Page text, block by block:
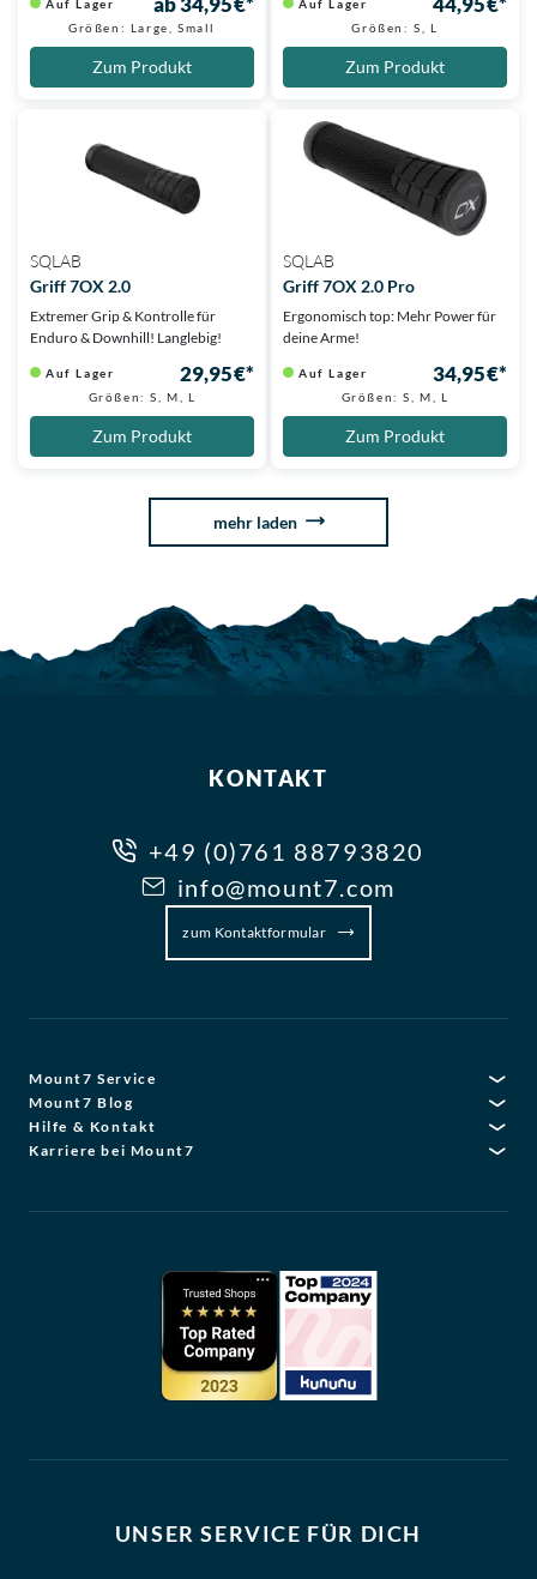
Auf Lager
Größen: Large, Small
Zum Produkt
Auf Lager
Größen: S, L
Zum Produkt
SQLAB
Griff 7OX 2.0
Extremer Grip & Kontrolle für
Enduro & Downhill! Langlebig!
Auf Lager 29,95 €*
Größen: S, M, L
Zum Produkt
SQLAB
Griff 7OX 2.0 Pro
Ergonomisch top: Mehr Power für
deine Arme!
Auf Lager 34,95 €*
Größen: S, M, L
Zum Produkt
mehr laden
KONTAKT
+49 (0)761 88793820
info@mount7.com
zum Kontaktformular
Mount7 Service
Mount7 Blog
Hilfe & Kontakt
Karriere bei Mount7
UNSER SERVICE FÜR DICH